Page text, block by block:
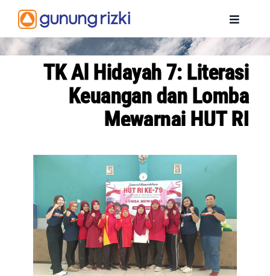
content
Toggle
BERANDA
INFORMASI
TK Al Hidayah 7: Literasi
Keuangan dan Lomba
Mewarnai HUT RI